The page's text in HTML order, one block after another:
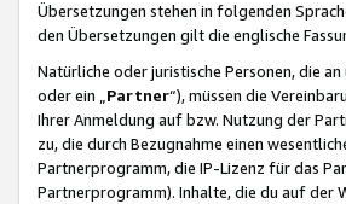
Übersetzungen stehen in folgenden
den Übersetzungen gilt die englische
Natürliche oder juristische Personen, die
oder ein „Partner“), müssen die
Ihrer Anmeldung auf bzw. Nutzung der
zu, die durch Bezugnahme einen
Partnerprogramm, die IP-Lizenz für das
Partnerprogramm). Inhalte, die du auf der